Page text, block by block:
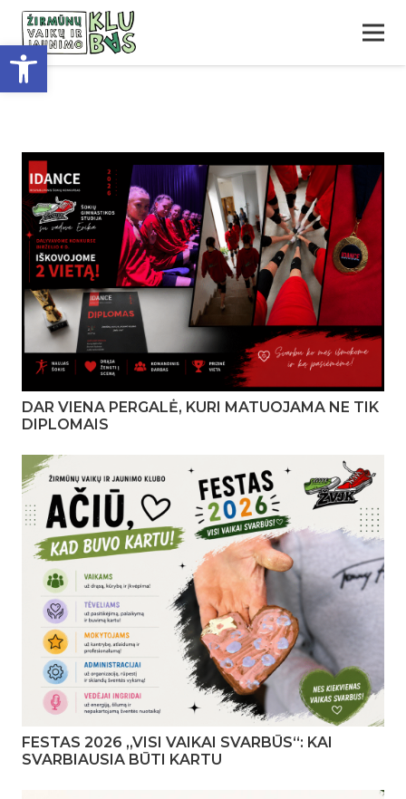
Open toolbar
DAR VIENA PERGALĖ, KURI MATUOJAMA NE TIK
DIPLOMAIS
FESTAS 2026 „VISI VAIKAI SVARBŪS“: KAI
SVARBIAUSIA BŪTI KARTU